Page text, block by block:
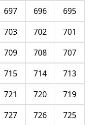
695
696
697
701
702
703
707
708
709
713
714
715
719
720
721
725
726
727